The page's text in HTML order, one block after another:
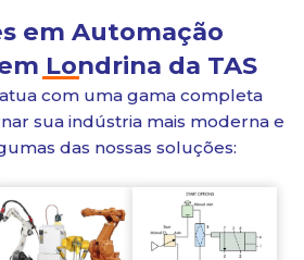
em Automação
Londrina da TAS
atua com uma gama completa
sua indústria mais moderna e
das nossas soluções: